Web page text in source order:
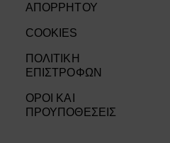
ΑΠΟΡΡΗΤΟΥ
COOKIES
ΠΟΛΙΤΙΚΗ
ΕΠΙΣΤΡΟΦΩΝ
ΟΡΟΙ ΚΑΙ
ΠΡΟΥΠΟΘΕΣΕΙΣ